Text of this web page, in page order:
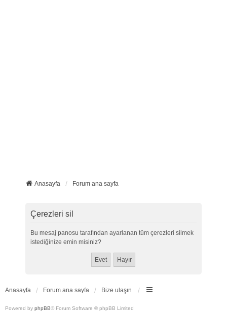
Anasayfa Forum ana sayfa
Çerezleri sil
Bu mesaj panosu tarafından ayarlanan tüm çerezleri silmek
istediğinize emin misiniz?
Anasayfa Forum ana sayfa Bize ulaşın
Powered by phpBB® Forum Software © phpBB Limited